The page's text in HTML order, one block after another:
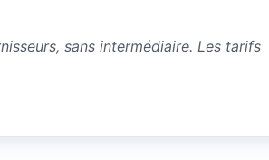
sans intermédiaire. Les tarifs